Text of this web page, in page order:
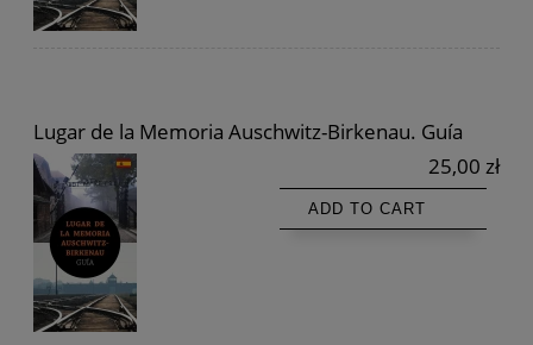
Lugar de la Memoria Auschwitz-Birkenau. Guía
25,00 zł
ADD TO CART